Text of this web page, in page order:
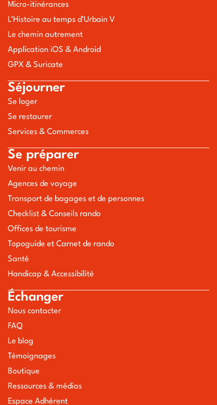
Micro-itinérances
L’Histoire au temps d’Urbain V
Le chemin autrement
Application iOS & Android
GPX & Suricate
Séjourner
Se loger
Se restaurer
Services & Commerces
Se préparer
Venir au chemin
Agences de voyage
Transport de bagages et de personnes
Checklist & Conseils rando
Offices de tourisme
Topoguide et Carnet de rando
Santé
Handicap & Accessibilité
Échanger
Nous contacter
FAQ
Le blog
Témoignages
Boutique
Ressources & médias
Espace Adhérent